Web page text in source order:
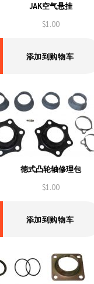
JAK空气悬挂
$1.00
添加到购物车
德式凸轮轴修理包
$1.00
添加到购物车